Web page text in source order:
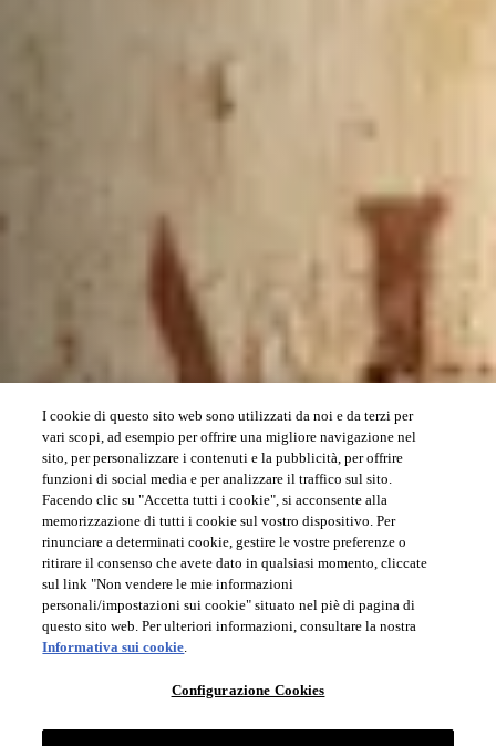
I cookie di questo sito web sono utilizzati da noi e da terzi per
vari scopi, ad esempio per offrire una migliore navigazione nel
sito, per personalizzare i contenuti e la pubblicità, per offrire
funzioni di social media e per analizzare il traffico sul sito.
Facendo clic su "Accetta tutti i cookie", si acconsente alla
memorizzazione di tutti i cookie sul vostro dispositivo. Per
rinunciare a determinati cookie, gestire le vostre preferenze o
ritirare il consenso che avete dato in qualsiasi momento, cliccate
sul link "Non vendere le mie informazioni
personali/impostazioni sui cookie" situato nel piè di pagina di
questo sito web. Per ulteriori informazioni, consultare la nostra
Informativa sui cookie.
Configurazione Cookies